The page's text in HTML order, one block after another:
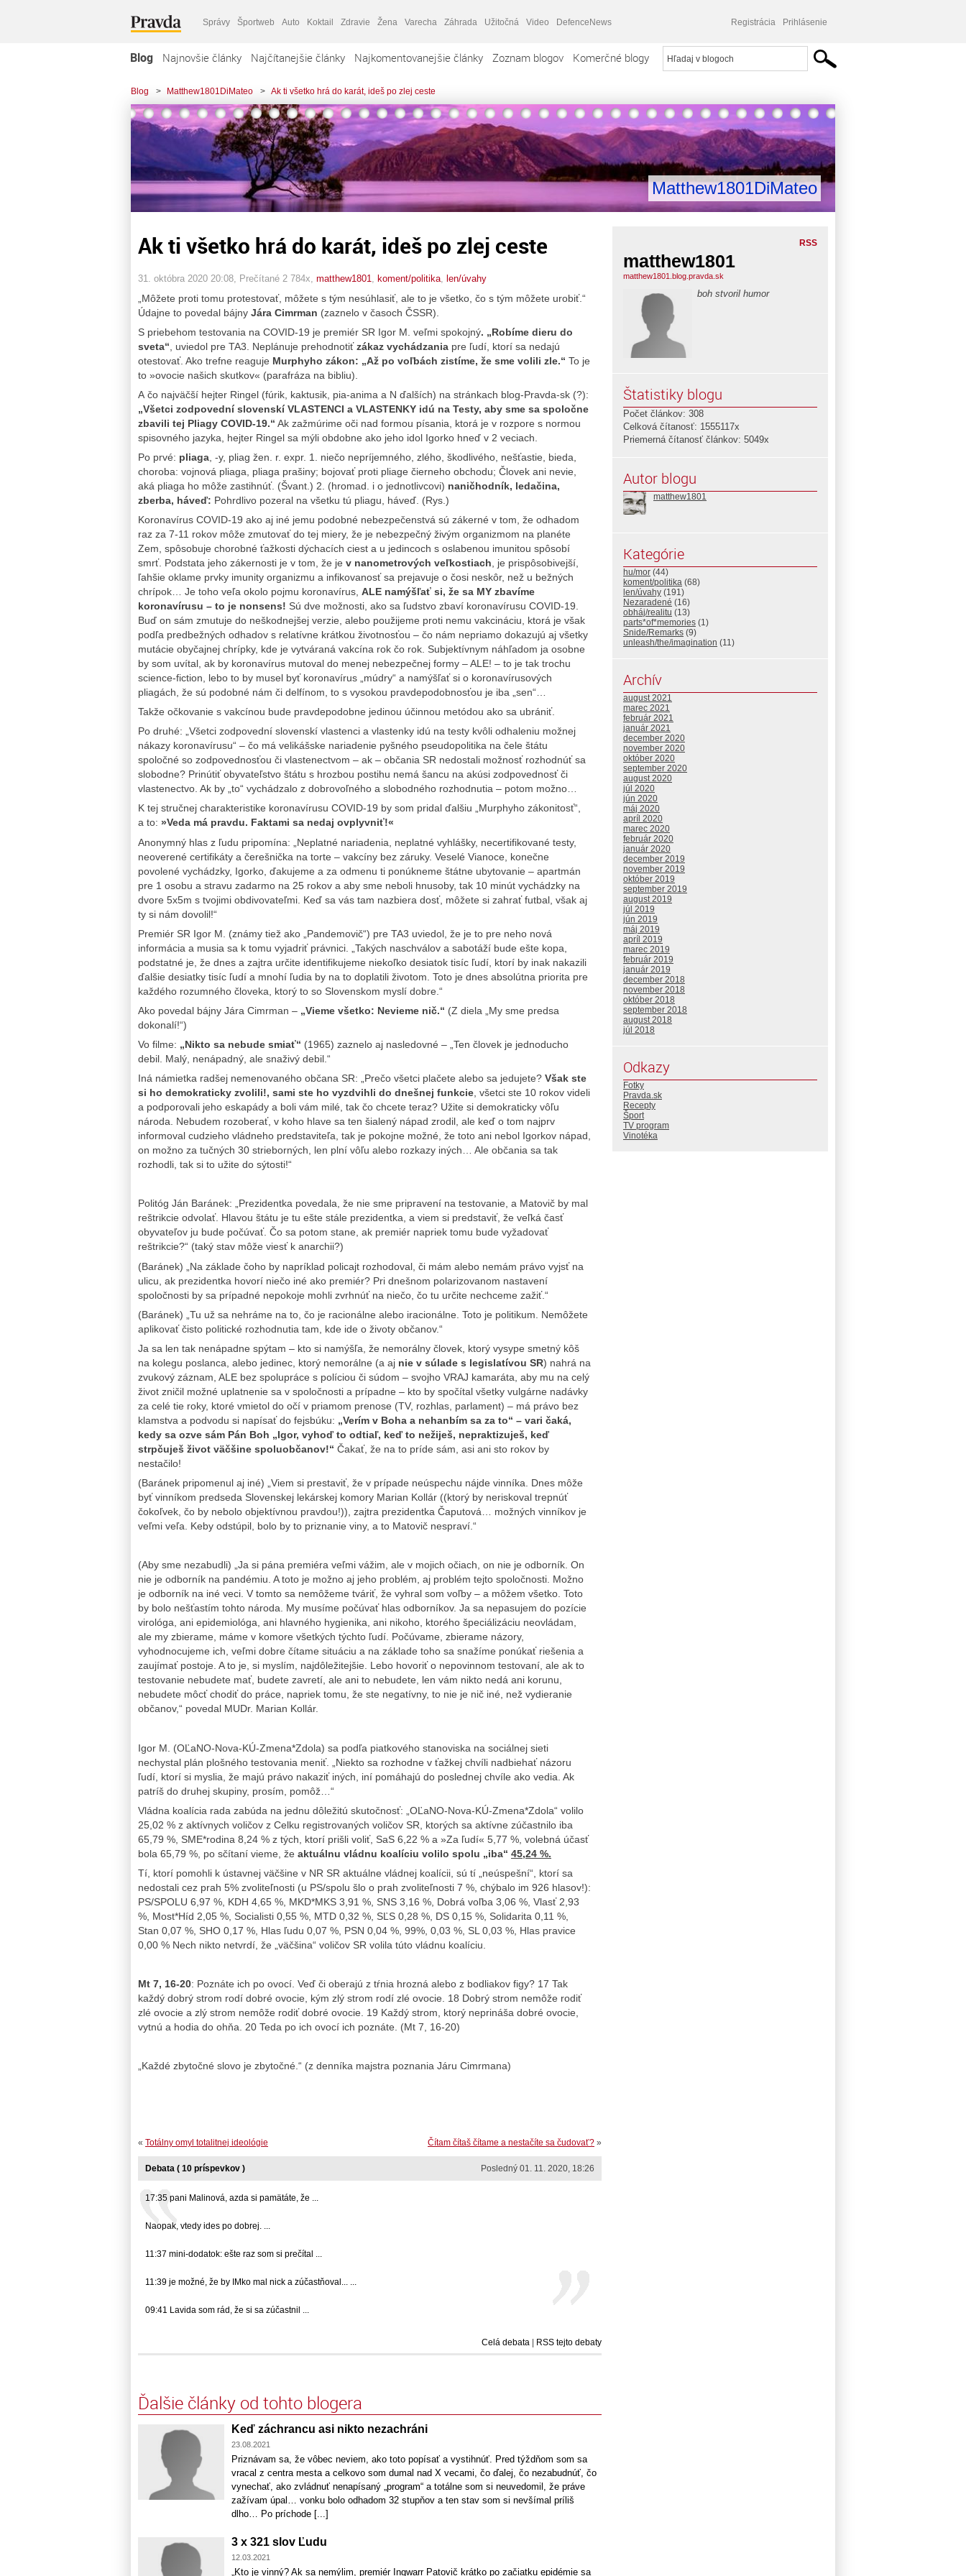
Správy Športweb Auto Koktail Zdravie Žena Varecha Záhrada Užitočná Video DefenceNews Registrácia Prihlásenie
Blog Najnovšie články Najčítanejšie články Najkomentovanejšie články Zoznam blogov Komerčné blogy
Blog > Matthew1801DiMateo > Ak ti všetko hrá do karát, ideš po zlej ceste
Matthew1801DiMateo
Ak ti všetko hrá do karát, ideš po zlej ceste
31. októbra 2020 20:08 , Prečítané 2 784x, matthew1801 koment/politika len/úvahy
„Môžete proti tomu protestovať, môžete s tým nesúhlasiť, ale to je všetko, čo s tým môžete urobiť.“
Údajne to povedal bájny Jára Cimrman (zaznelo v časoch ČSSR).
S priebehom testovania na COVID-19 je premiér SR Igor M. veľmi spokojný. „Robíme dieru do
sveta“ , uviedol pre TA3. Neplánuje prehodnotiťzákaz vychádzania pre ľudí, ktorí sa nedajú
otestovať. Ako trefne reaguje Murphyho zákon: „Až po voľbách zistíme, že sme volili zle.“ To je
to »ovocie našich skutkov« (parafráza na bibliu).
A čo najväčší hejter Ringel (fúrik, kaktusik, pia-anima a N ďalších) na stránkach blog-Pravda-sk (?):
„Všetci zodpovední slovenskí VLASTENCI a VLASTENKY idú na Testy, aby sme sa spoločne
zbavili tej Pliagy COVID-19.“ Ak zažmúrime oči nad formou písania, ktorá je v rozpore s normou
spisovného jazyka, hejter Ringel sa mýli obdobne ako jeho idol Igorko hneď v 2 veciach.
Po prvé: pliaga , -y, pliag žen. r. expr. 1. niečo nepríjemného, zlého, škodlivého, nešťastie, bieda,
choroba: vojnová pliaga, pliaga prašiny; bojovať proti pliage čierneho obchodu; Človek ani nevie,
aká pliaga ho môže zastihnúť. (Švant.) 2. (hromad. i o jednotlivcovi) naničhodník, ledačina,
zberba, háveď: Pohrdlivo pozeral na všetku tú pliagu, háveď. (Rys.)
Koronavírus COVID-19 ako aj iné jemu podobné nebezpečenstvá sú zákerné v tom, že odhadom
raz za 7-11 rokov môže zmutovať do tej miery, že je nebezpečný živým organizmom na planéte
Zem, spôsobuje chorobné ťažkosti dýchacích ciest a u jedincoch s oslabenou imunitou spôsobí
smrť. Podstata jeho zákernosti je v tom, že je v nanometrových veľkostiach , je prispôsobivejší,
ľahšie oklame prvky imunity organizmu a infikovanosť sa prejavuje o čosi neskôr, než u bežných
chrípok… Je toho veľa okolo pojmu koronavírus, ALE namýšľať si, že sa MY zbavíme
koronavírusu – to je nonsens! Sú dve možnosti, ako sa ľudstvo zbaví koronavírusu COVID-19.
Buď on sám zmutuje do neškodnejšej verzie, alebo použijeme proti nemu vakcináciu, ktorá je však
podľa predbežných odhadov s relatívne krátkou životnosťou – čo nám nepriamo dokazujú aj všetky
mutácie obyčajnej chrípky, kde je vytváraná vakcína rok čo rok. Subjektívnym náhľadom ja osobne
by som uvítal, ak by koronavírus mutoval do menej nebezpečnej formy – ALE! – to je tak trochu
science-fiction, lebo to by musel byť koronavírus „múdry“ a namýšľať si o koronavírusových
pliagách, že sú podobné nám či delfínom, to s vysokou pravdepodobnosťou je iba „sen“…
Takže očkovanie s vakcínou bude pravdepodobne jedinou účinnou metódou ako sa ubrániť.
Po druhé: „Všetci zodpovední slovenskí vlastenci a vlastenky idú na testy kvôli odhaleniu možnej
nákazy koronavírusu“ – čo má velikášske nariadenie pyšného pseudopolitika na čele štátu
spoločné so zodpovednosťou či vlastenectvom – ak – občania SR nedostali možnosť rozhodnúť sa
slobodne? Prinútiť obyvateľstvo štátu s hrozbou postihu nemá šancu na akúsi zodpovednosť či
vlastenectvo. Ak by „to“ vychádzalo z dobrovoľného a slobodného rozhodnutia – potom možno…
K tej stručnej charakteristike koronavírusu COVID-19 by som pridal ďalšiu „Murphyho zákonitosť“,
a to: »Veda má pravdu. Faktami sa nedaj ovplyvniť!«
Anonymný hlas z ľudu pripomína: „Neplatné nariadenia, neplatné vyhlášky, necertifikované testy,
neoverené certifikáty a čerešnička na torte – vakcíny bez záruky. Veselé Vianoce, konečne
povolené vychádzky, Igorko, ďakujeme a za odmenu ti ponúkneme štátne ubytovanie – apartmán
pre 1 osobu a stravu zadarmo na 25 rokov a aby sme neboli hnusoby, tak 10 minút vychádzky na
dvore 5x5m s tvojimi obdivovateľmi. Keď sa vás tam nazbiera dosť, môžete si zahrať futbal, však aj
ty si nám dovolil!“
Premiér SR Igor M. (známy tiež ako „Pandemovič“) pre TA3 uviedol, že je to pre neho nová
informácia a musia sa k tomu vyjadriť právnici. „Takých naschválov a sabotáží bude ešte kopa,
podstatné je, že dnes a zajtra určite identifikujeme niekoľko desiatok tisíc ľudí, ktorí by inak nakazili
ďalšie desiatky tisíc ľudí a mnohí ľudia by na to doplatili životom. Toto je dnes absolútna priorita pre
každého rozumného človeka, ktorý to so Slovenskom myslí dobre.“
Ako povedal bájny Jára Cimrman – „Vieme všetko: Nevieme nič.“ (Z diela „My sme predsa
dokonalí!“)
Vo filme: „Nikto sa nebude smiať“ (1965) zaznelo aj nasledovné – „Ten človek je jednoducho
debil. Malý, nenápadný, ale snaživý debil.“
Iná námietka radšej nemenovaného občana SR: „Prečo všetci plačete alebo sa jedujete? Však ste
si ho demokraticky zvolili!, sami ste ho vyzdvihli do dnešnej funkcie , všetci ste 10 rokov videli
a podporovali jeho eskapády a boli vám milé, tak čo chcete teraz? Užite si demokraticky vôľu
národa. Nebudem rozoberať, v koho hlave sa ten šialený nápad zrodil, ale keď o tom najprv
informoval cudzieho vládneho predstaviteľa, tak je pokojne možné, že toto ani nebol Igorkov nápad,
on možno za tučných 30 strieborných, len plní vôľu alebo rozkazy iných… Ale občania sa tak
rozhodli, tak si to užite do sýtosti!“
Politóg Ján Baránek: „Prezidentka povedala, že nie sme pripravení na testovanie, a Matovič by mal
reštrikcie odvolať. Hlavou štátu je tu ešte stále prezidentka, a viem si predstaviť, že veľká časť
obyvateľov ju bude počúvať. Čo sa potom stane, ak premiér napriek tomu bude vyžadovať
reštrikcie?“ (taký stav môže viesť k anarchii?)
(Baránek) „Na základe čoho by napríklad policajt rozhodoval, či mám alebo nemám právo vyjsť na
ulicu, ak prezidentka hovorí niečo iné ako premiér? Pri dnešnom polarizovanom nastavení
spoločnosti by sa prípadné nepokoje mohli zvrhnúť na niečo, čo tu určite nechceme zažiť.“
(Baránek) „Tu už sa nehráme na to, čo je racionálne alebo iracionálne. Toto je politikum. Nemôžete
aplikovať čisto politické rozhodnutia tam, kde ide o životy občanov.“
Ja sa len tak nenápadne spýtam – kto si namýšľa, že nemorálny človek, ktorý vysype smetný kôš
na kolegu poslanca, alebo jedinec, ktorý nemorálne (a aj nie v súlade s legislatívou SR) nahrá na
zvukový záznam, ALE bez spolupráce s políciou či súdom – svojho VRAJ kamaráta, aby mu na celý
život zničil možné uplatnenie sa v spoločnosti a prípadne – kto by spočítal všetky vulgárne nadávky
za celé tie roky, ktoré vmietol do očí v priamom prenose (TV, rozhlas, parlament) – má právo bez
klamstva a podvodu si napísať do fejsbúku: „Verím v Boha a nehanbím sa za to“ – vari čaká,
kedy sa ozve sám Pán Boh „Igor, vyhoď to odtiaľ, keď to nežiješ, nepraktizuješ, keď
strpčuješ život väčšine spoluobčanov!“ Čakať, že na to príde sám, asi ani sto rokov by
nestačilo!
(Baránek pripomenul aj iné) „Viem si prestaviť, že v prípade neúspechu nájde vinníka. Dnes môže
byť vinníkom predseda Slovenskej lekárskej komory Marian Kollár ((ktorý by neriskoval trepnúť
čokoľvek, čo by nebolo objektívnou pravdou!)), zajtra prezidentka Čaputová… možných vinníkov je
veľmi veľa. Keby odstúpil, bolo by to priznanie viny, a to Matovič nespraví.“
(Aby sme nezabudli) „Ja si pána premiéra veľmi vážim, ale v mojich očiach, on nie je odborník. On
nie je odborník na pandémiu. A toto je možno aj jeho problém, aj problém tejto spoločnosti. Možno
je odborník na iné veci. V tomto sa nemôžeme tváriť, že vyhral som voľby – a môžem všetko. Toto
by bolo nešťastím tohto národa. My musíme počúvať hlas odborníkov. Ja sa nepasujem do pozície
virológa, ani epidemiológa, ani hlavného hygienika, ani nikoho, ktorého špeciálizáciu neovládam,
ale my zbierame, máme v komore všetkých týchto ľudí. Počúvame, zbierame názory,
vyhodnocujeme ich, veľmi dobre čítame situáciu a na základe toho sa snažíme ponúkať riešenia a
zaujímať postoje. A to je, si myslím, najdôležitejšie. Lebo hovoriť o nepovinnom testovaní, ale ak to
testovanie nebudete mať, budete zavretí, ale ani to nebudete, len vám nikto nedá ani korunu,
nebudete môcť chodiť do práce, napriek tomu, že ste negatívny, to nie je nič iné, než vydieranie
občanov,“ povedal MUDr. Marian Kollár.
Igor M. (OĽaNO-Nova-KÚ-Zmena*Zdola) sa podľa piatkového stanoviska na sociálnej sieti
nechystal plán plošného testovania meniť. „Niekto sa rozhodne v ťažkej chvíli nadbiehať názoru
ľudí, ktorí si myslia, že majú právo nakaziť iných, iní pomáhajú do poslednej chvíle ako vedia. Ak
patríš do druhej skupiny, prosím, pomôž…“
Vládna koalícia rada zabúda na jednu dôležitú skutočnosť: „OĽaNO-Nova-KÚ-Zmena*Zdola“ volilo
25,02 % z aktívnych voličov z Celku registrovaných voličov SR, ktorých sa aktívne zúčastnilo iba
65,79 %, SME*rodina 8,24 % z tých, ktorí prišli voliť, SaS 6,22 % a »Za ľudí« 5,77 %, volebná účasť
bola 65,79 %, po sčítaní vieme, že aktuálnu vládnu koalíciu volilo spolu „iba“ 45,24 %.
Tí, ktorí pomohli k ústavnej väčšine v NR SR aktuálne vládnej koalícii, sú tí „neúspešní“, ktorí sa
nedostali cez prah 5% zvoliteľnosti (u PS/spolu šlo o prah zvoliteľnosti 7 %, chýbalo im 926 hlasov!):
PS/SPOLU 6,97 %, KDH 4,65 %, MKD*MKS 3,91 %, SNS 3,16 %, Dobrá voľba 3,06 %, Vlasť 2,93
%, Most*Híd 2,05 %, Socialisti 0,55 %, MTD 0,32 %, SĽS 0,28 %, DS 0,15 %, Solidarita 0,11 %,
Stan 0,07 %, SHO 0,17 %, Hlas ľudu 0,07 %, PSN 0,04 %, 99%, 0,03 %, SL 0,03 %, Hlas pravice
0,00 % Nech nikto netvrdí, že „väčšina“ voličov SR volila túto vládnu koalíciu.
Mt 7, 16-20: Poznáte ich po ovocí. Veď či oberajú z tŕnia hrozná alebo z bodliakov figy? 17 Tak
každý dobrý strom rodí dobré ovocie, kým zlý strom rodí zlé ovocie. 18 Dobrý strom nemôže rodiť
zlé ovocie a zlý strom nemôže rodiť dobré ovocie. 19 Každý strom, ktorý neprináša dobré ovocie,
vytnú a hodia do ohňa. 20 Teda po ich ovocí ich poznáte. (Mt 7, 16-20)
„Každé zbytočné slovo je zbytočné.“ (z denníka majstra poznania Járu Cimrmana)
Čítam čítaš čítame a nestačíte sa čudovať? »
« Totálny omyl totalitnej ideológie
Posledný 01. 11. 2020, 18:26
Debata ( 10 príspevkov )
17:35 pani Malinová, azda si pamätáte, že ...
Naopak, vtedy ides po dobrej. ...
11:37 mini-dodatok: ešte raz som si prečítal ...
11:39 je možné, že by IMko mal nick a zúčastňoval... ...
09:41 Lavida som rád, že si sa zúčastnil ...
Celá debata | RSS tejto debaty
Ďalšie články od tohto blogera
Keď záchrancu asi nikto nezachráni
23.08.2021
Priznávam sa, že vôbec neviem, ako toto popísať a vystihnúť. Pred týždňom som sa
vracal z centra mesta a celkovo som dumal nad X vecami, čo ďalej, čo nezabudnúť, čo
vynechať, ako zvládnuť nenapísaný „program“ a totálne som si neuvedomil, že práve
zažívam úpal… vonku bolo odhadom 32 stupňov a ten stav som si nevšímal príliš
dlho… Po príchode [...]
3 x 321 slov Ľudu
12.03.2021
„Kto je vinný? Ak sa nemýlim, premiér Ingwarr Patovič krátko po začiatku epidémie sa
RSS
matthew1801
matthew1801.blog.pravda.sk
boh stvoril humor
Štatistiky blogu
Počet článkov: 308
Celková čítanosť: 1555117x
Priemerná čítanosť článkov: 5049x
Autor blogu
matthew1801
Kategórie
hu/mor (44)
koment/politika (68)
len/úvahy (191)
Nezaradené (16)
obháj/realitu (13)
parts*of*memories (1)
Snide/Remarks (9)
unleash/the/imagination (11)
Archív
august 2021
marec 2021
február 2021
január 2021
december 2020
november 2020
október 2020
september 2020
august 2020
júl 2020
jún 2020
máj 2020
apríl 2020
marec 2020
február 2020
január 2020
december 2019
november 2019
október 2019
september 2019
august 2019
júl 2019
jún 2019
máj 2019
apríl 2019
marec 2019
február 2019
január 2019
december 2018
november 2018
október 2018
september 2018
august 2018
júl 2018
Odkazy
Fotky
Pravda.sk
Recepty
Šport
TV program
Vinotéka